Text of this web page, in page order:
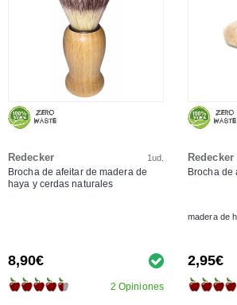
Redecker 1ud.
Brocha de afeitar de madera de
haya y cerdas naturales
8,90€
2 Opiniones
Redecker
Brocha de
madera de
2,95€